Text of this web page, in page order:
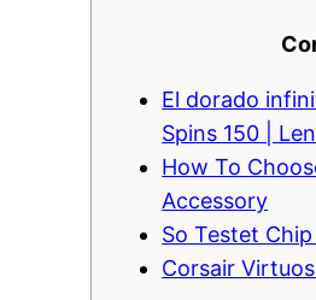
El dorado
Spins 150 |
How To
Accessory
So Testet
Corsair